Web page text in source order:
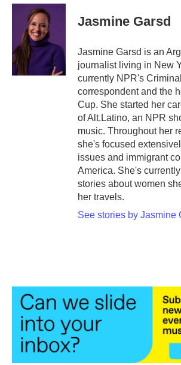
c
o
k
i
t
t
e
r
n
I
n
Jasmine Garsd
Jasmine Garsd is an
journalist living in New
currently NPR's
correspondent and the
Cup. She started her
of Alt.Latino, an NPR
music. Throughout her
she's focused
issues and immigrant
America. She's
stories about women
her travels.
See stories by Jasmine